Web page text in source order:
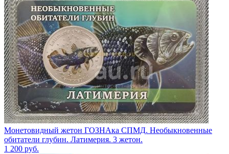
Монетовидный жетон ГОЗНАка СПМД. Необыкновенные
обитатели глубин. Латимерия. 3 жетон.
1 200 руб.